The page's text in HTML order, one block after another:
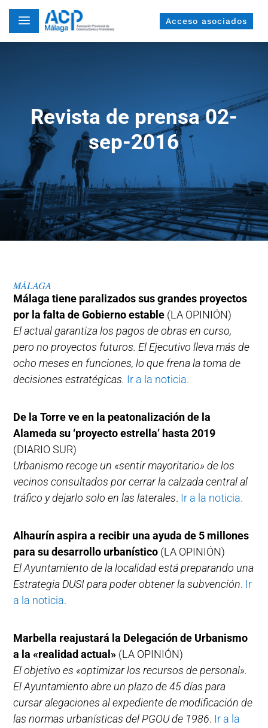
a Acceso asociados
Revista de prensa 02-
sep-2016
MÁLAGA
Málaga tiene paralizados sus grandes proyectos
por la falta de Gobierno estable (LA OPINIÓN)
El actual garantiza los pagos de obras en curso,
pero no proyectos futuros. El Ejecutivo lleva más de
ocho meses en funciones, lo que frena la toma de
decisiones estratégicas. Ir a la noticia.
De la Torre ve en la peatonalización de la
Alameda su ‘proyecto estrella’ hasta 2019
(DIARIO SUR)
Urbanismo recoge un «sentir mayoritario» de los
vecinos consultados por cerrar la calzada central al
tráfico y dejarlo solo en las laterales. Ir a la noticia.
Alhaurín aspira a recibir una ayuda de 5 millones
para su desarrollo urbanístico (LA OPINIÓN)
El Ayuntamiento de la localidad está preparando una
Estrategia DUSI para poder obtener la subvención. Ir
a la noticia.
Marbella reajustará la Delegación de Urbanismo
a la «realidad actual» (LA OPINIÓN)
El objetivo es «optimizar los recursos de personal».
El Ayuntamiento abre un plazo de 45 días para
cursar alegaciones al expediente de modificación de
las normas urbanísticas del PGOU de 1986. Ir a la